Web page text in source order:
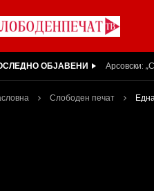
ОБЈАВЕНИ Вести на
Слободен печат